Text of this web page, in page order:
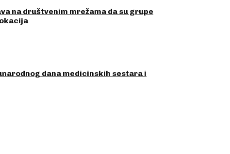
na društvenim mrežama da su grupe
dana medicinskih sestara i